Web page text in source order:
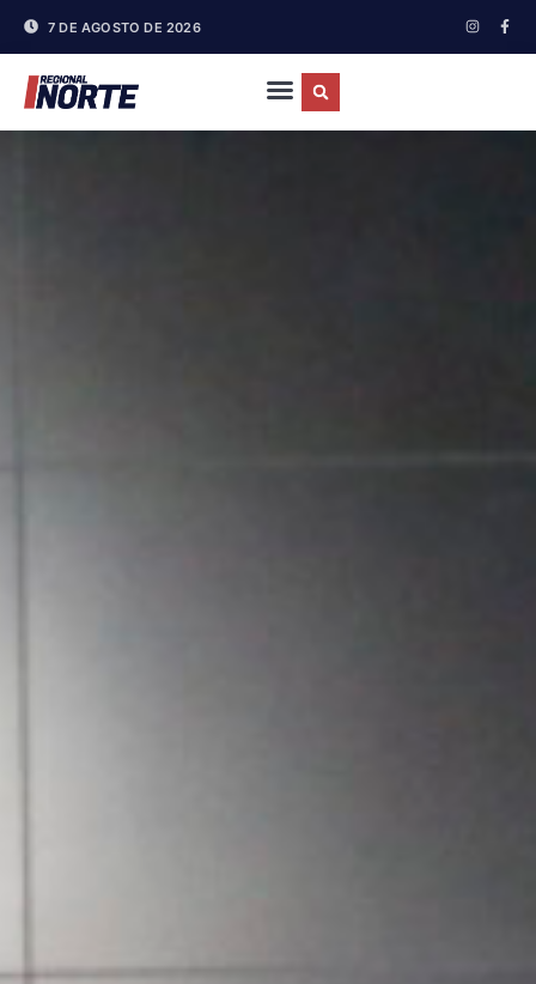
7 DE AGOSTO DE 2026